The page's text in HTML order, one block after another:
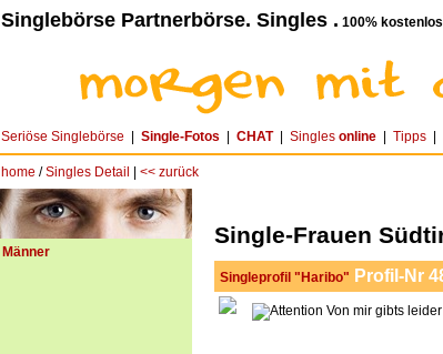
Singlebörse Partnerbörse. Singles . 100%
Seriöse Singlebörse Single-Fotos CHAT| Singles online Tipps
home /Singles Detail << zurück
Männer
Single-Frauen
Singleprofil "Haribo" Profil-Nr
Von mir gibts